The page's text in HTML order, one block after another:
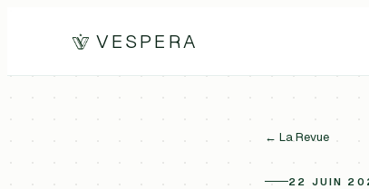
VESPERA
← La Revue
22 JUIN